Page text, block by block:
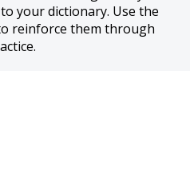
your dictionary. Use the
reinforce them through